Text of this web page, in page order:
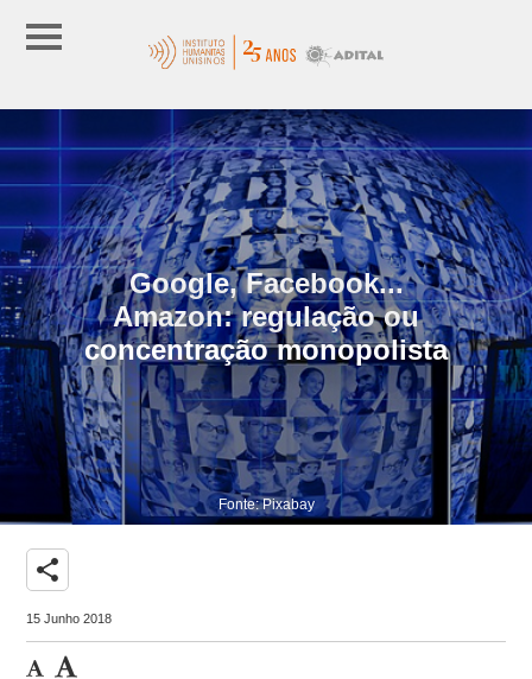
Google, Facebook...
Amazon: regulação ou
concentração monopolista
Fonte: Pixabay
share
15 Junho 2018